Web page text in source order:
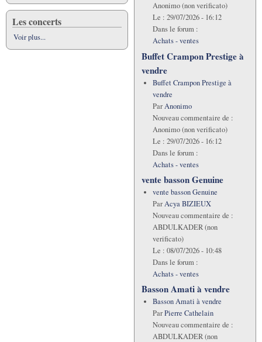
Les concerts
Voir plus...
Anonimo (non verificato)
Le : 29/07/2026 - 16:12
Dans le forum :
Achats - ventes
Buffet Crampon Prestige à
vendre
Buffet Crampon Prestige à
vendre
ParAnonimo
Nouveau commentaire de :
Anonimo (non verificato)
Le : 29/07/2026 - 16:12
Dans le forum :
Achats - ventes
vente basson Genuine
vente basson Genuine
ParAcya BIZIEUX
Nouveau commentaire de :
ABDULKADER (non
verificato)
Le : 08/07/2026 - 10:48
Dans le forum :
Achats - ventes
Basson Amati à vendre
Basson Amati à vendre
ParPierre Cathelain
Nouveau commentaire de :
ABDULKADER (non